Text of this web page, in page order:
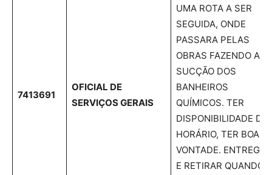
7413691
OFICIAL DE
SERVIÇOS GERAIS
UMA ROTA A SER
SEGUIDA, ONDE
PASSARA PELAS
OBRAS FAZENDO A
SUCÇÃO DOS
BANHEIROS
QUÍMICOS. TER
DISPONIBILIDADE DE
HORÁRIO, TER BOA
VONTADE. ENTREGAR
E RETIRAR QUANDO